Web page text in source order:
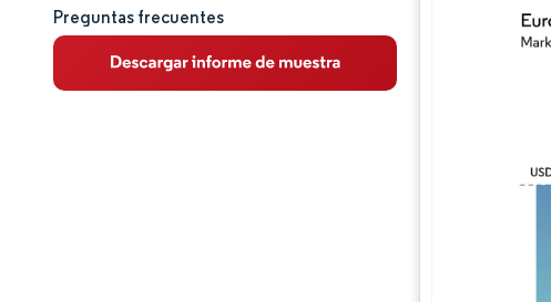
Análisis de mercado
Tendencias e ideas
Preguntas frecuentes